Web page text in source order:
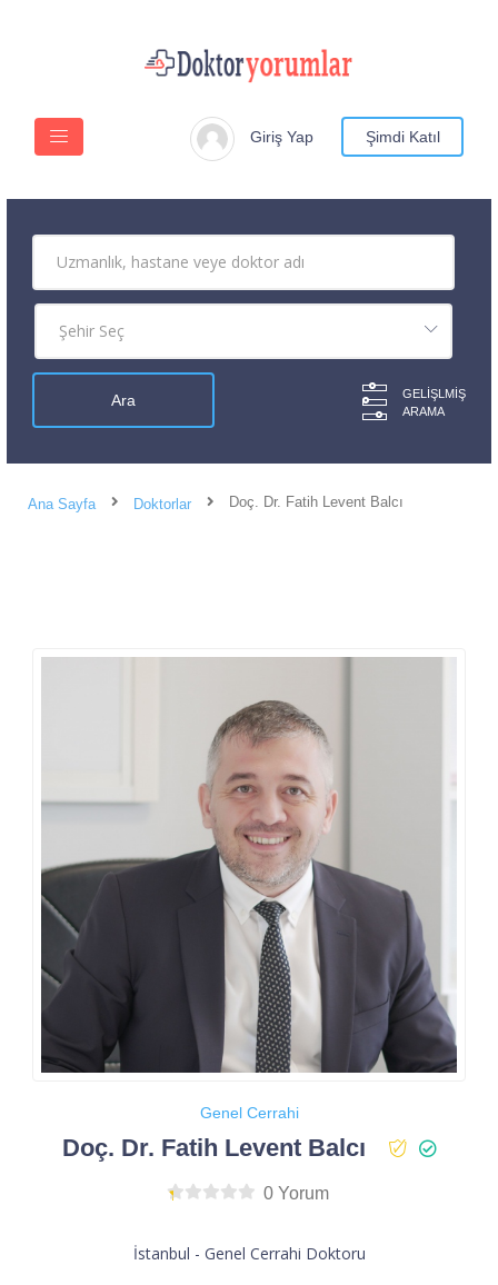
Giriş Yap Şimdi Katıl
GELIŞLMIŞ
ARAMA
Ana Sayfa Doktorlar Doç. Dr. Fatih Levent Balcı
Genel Cerrahi
Doç. Dr. Fatih Levent Balcı
0 Yorum
İstanbul - Genel Cerrahi Doktoru